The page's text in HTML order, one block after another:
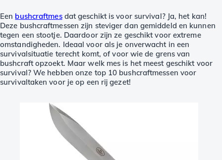
Een bushcraftmesdat geschikt is voor survival? Ja, het kan!
Deze bushcraftmessen zijn steviger dan gemiddeld en kunnen
tegen een stootje. Daardoor zijn ze geschikt voor extreme
omstandigheden. Ideaal voor als je onverwacht in een
survivalsituatie terecht komt, of voor wie de grens van
bushcraft opzoekt. Maar welk mes is het meest geschikt voor
survival? We hebben onze top 10 bushcraftmessen voor
survivaltaken voor je op een rij gezet!